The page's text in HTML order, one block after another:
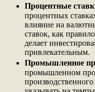
Процентные
процентных
влияние на
ставок, как
делает
привлекательным.
Промышленное
промышленном